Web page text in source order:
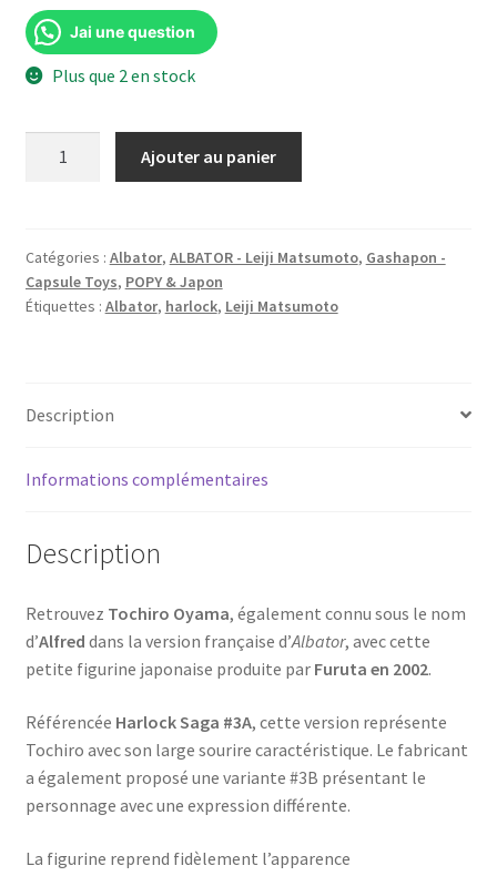
Jai une question
Plus que 2 en stock
Alfred
sourire
-
-
2002
Ajouter au panier
Catégories : Albator, ALBATOR - Leiji Matsumoto, Gashapon -
Capsule Toys, POPY & Japon
Étiquettes : Albator, harlock, Leiji Matsumoto
Description
Informations complémentaires
Description
Retrouvez Tochiro Oyama, également connu sous le nom
d’Alfred dans la version française d’Albator, avec cette
petite figurine japonaise produite par Furuta en 2002.
Référencée Harlock Saga #3A, cette version représente
Tochiro avec son large sourire caractéristique. Le fabricant
a également proposé une variante #3B présentant le
personnage avec une expression différente.
La figurine reprend fidèlement l’apparence